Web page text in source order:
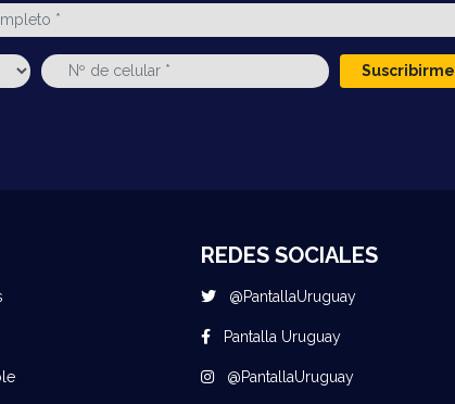
Suscribirme
REDES SOCIALES
@PantallaUruguay
Pantalla Uruguay
@PantallaUruguay